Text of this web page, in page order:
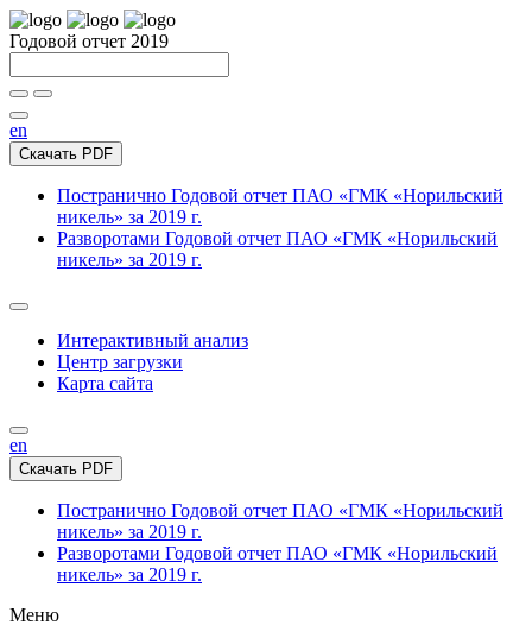
Годовой отчет 2019
en
Скачать PDF
Постранично Годовой отчет ПАО «ГМК «Норильский
никель» за 2019 г.
Разворотами Годовой отчет ПАО «ГМК «Норильский
никель» за 2019 г.
Интерактивный анализ
Центр загрузки
Карта сайта
en
Скачать PDF
Постранично Годовой отчет ПАО «ГМК «Норильский
никель» за 2019 г.
Разворотами Годовой отчет ПАО «ГМК «Норильский
никель» за 2019 г.
Меню